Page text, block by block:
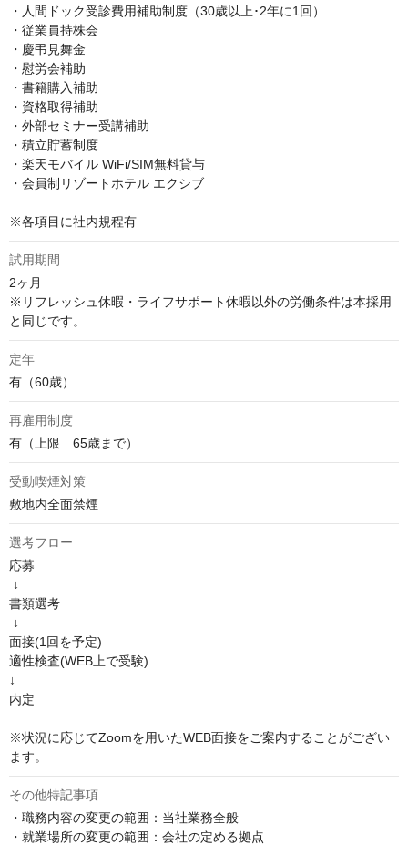
・人間ドック受診費用補助制度（30歳以上･2年に1回）
・従業員持株会
・慶弔見舞金
・慰労会補助
・書籍購入補助
・資格取得補助
・外部セミナー受講補助
・積立貯蓄制度
・楽天モバイル WiFi/SIM無料貸与
・会員制リゾートホテル エクシブ
※各項目に社内規程有
試用期間
2ヶ月
※リフレッシュ休暇・ライフサポート休暇以外の労働条件は本採用
と同じです。
定年
有（60歳）
再雇用制度
有（上限　65歳まで）
受動喫煙対策
敷地内全面禁煙
選考フロー
応募
書類選考
面接(1回を予定)
適性検査(WEB上で受験)
↓
内定
※状況に応じてZoomを用いたWEB面接をご案内することがござい
ます。
その他特記事項
・職務内容の変更の範囲：当社業務全般
・就業場所の変更の範囲：会社の定める拠点